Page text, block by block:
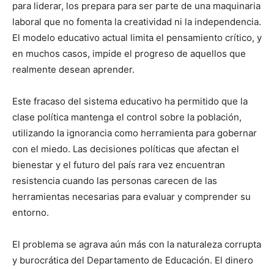
para liderar, los prepara para ser parte de una maquinaria
laboral que no fomenta la creatividad ni la independencia.
El modelo educativo actual limita el pensamiento crítico, y
en muchos casos, impide el progreso de aquellos que
realmente desean aprender.
Este fracaso del sistema educativo ha permitido que la
clase política mantenga el control sobre la población,
utilizando la ignorancia como herramienta para gobernar
con el miedo. Las decisiones políticas que afectan el
bienestar y el futuro del país rara vez encuentran
resistencia cuando las personas carecen de las
herramientas necesarias para evaluar y comprender su
entorno.
El problema se agrava aún más con la naturaleza corrupta
y burocrática del Departamento de Educación. El dinero